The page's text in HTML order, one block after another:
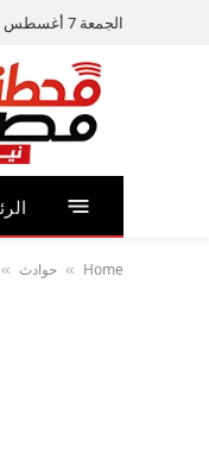
الجمعة 7 أغسطس
Home
» حوادث »